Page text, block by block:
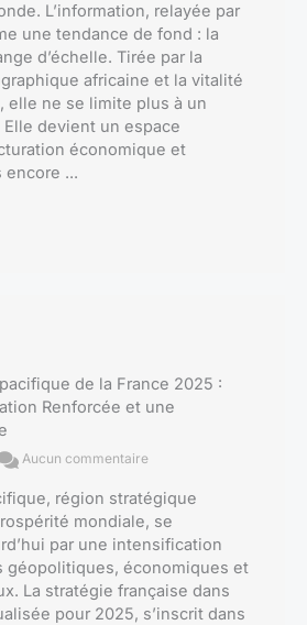
L’information, relayée par
une tendance de fond : la
d’échelle. Tirée par la
africaine et la vitalité
elle ne se limite plus à un
devient un espace
économique et
encore ...
de la France 2025 :
Renforcée et une
Aucun commentaire
région stratégique
mondiale, se
par une intensification
géopolitiques, économiques et
La stratégie française dans
pour 2025, s’inscrit dans